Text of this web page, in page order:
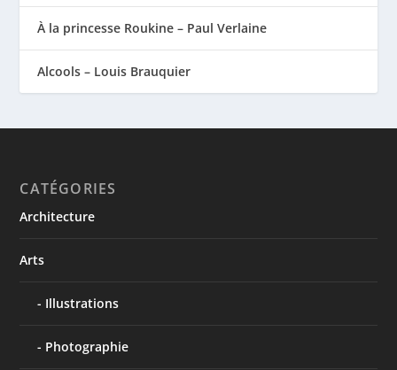
À la princesse Roukine – Paul Verlaine
Alcools – Louis Brauquier
CATÉGORIES
Architecture
Arts
Illustrations
Photographie